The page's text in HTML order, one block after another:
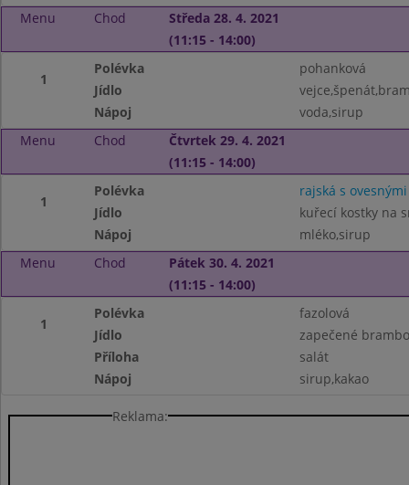
Menu Chod
Středa 28. 4. 2021
(11:15 - 14:00)
1
Polévka
pohanková
Jídlo
Nápoj
voda,sirup
Menu
Chod
Čtvrtek 29. 4. 2021
(11:15 - 14:00)
1
Polévka
rajská s
Jídlo
kuřecí kostky na
Nápoj
mléko,sirup
Menu
Chod
Pátek 30. 4. 2021
(11:15 - 14:00)
1
Polévka
fazolová
Jídlo
zapečené
Příloha
salát
Nápoj
sirup,kakao
Reklama: